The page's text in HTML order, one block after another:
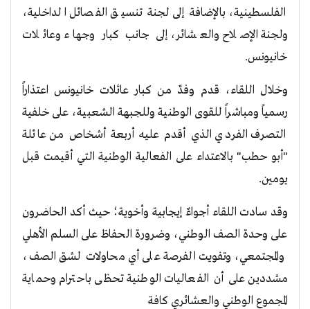
الفلسطينية، بالإضافة إلى لجنة تنسيق الفصائل الداخلية،
ولجنة الإصلاح والعشائر، إلى جانب كبار وجهاء وعائلات
خانيونس.
​وخلال اللقاء، قدم وفدٌ من كبار عائلات خانيونس اعتذاراً
رسمياً ومباشراً للقوى الوطنية وللجبهة الشعبية، على خلفية
التصرف الفردي الذي أقدم عليه أربعة أشخاص من عائلة
"أبو حطب" بالاعتداء على الفعالية الوطنية التي أقيمت قبل
يومين.
​وقد سادت اللقاء أجواءٌ إيجابية وأخوية؛ حيث أكد الحاضرون
على وحدة الصف الوطني، وضرورة الحفاظ على السلم الأهلي
والمجتمعي، وتفويت الفرصة على أي محاولات لشق الصف،
مشددين على أن الفعاليات الوطنية تحظى باحترام وحماية
المجموع الوطني والعشائري كافة